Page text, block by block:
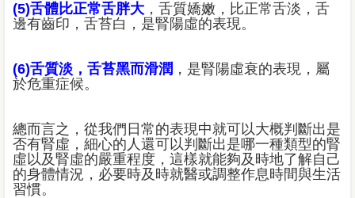
(5)舌體比正常舌胖大 ，舌質嬌嫩，比正常舌淡，舌
邊有齒印，舌苔白，是腎陽虛的表現。
(6)舌質淡，舌苔黑而滑潤 ，是腎陽虛衰的表現，屬
於危重症候。
總而言之，從我們日常的表現中就可以大概判斷出是
否有腎虛，細心的人還可以判斷出是哪一種類型的腎
虛以及腎虛的嚴重程度，這樣就能夠及時地了解自己
的身體情況，必要時及時就醫或調整作息時間與生活
習慣。